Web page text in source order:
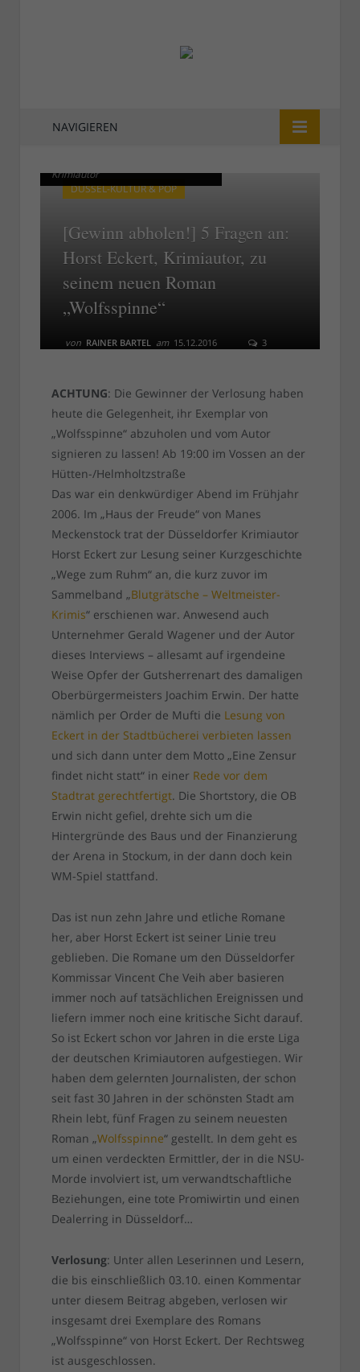
NAVIGIEREN
Krimiautor
DÜSSEL-KULTUR & POP
[Gewinn abholen!] 5 Fragen an:
Horst Eckert, Krimiautor, zu
seinem neuen Roman
„Wolfsspinne“
von RAINER BARTEL am 15.12.2016
3
Krimiautor
ACHTUNG: Die Gewinner der Verlosung haben
heute die Gelegenheit, ihr Exemplar von
„Wolfsspinne“ abzuholen und vom Autor
signieren zu lassen! Ab 19:00 im Vossen an der
Hütten-/Helmholtzstraße
Das war ein denkwürdiger Abend im Frühjahr
2006. Im „Haus der Freude“ von Manes
Meckenstock trat der Düsseldorfer Krimiautor
Horst Eckert zur Lesung seiner Kurzgeschichte
„Wege zum Ruhm“ an, die kurz zuvor im
Sammelband „Blutgrätsche – Weltmeister-
Krimis“ erschienen war. Anwesend auch
Unternehmer Gerald Wagener und der Autor
dieses Interviews – allesamt auf irgendeine
Weise Opfer der Gutsherrenart des damaligen
Oberbürgermeisters Joachim Erwin. Der hatte
nämlich per Order de Mufti die Lesung von
Eckert in der Stadtbücherei verbieten lassen
und sich dann unter dem Motto „Eine Zensur
findet nicht statt“ in einer Rede vor dem
Stadtrat gerechtfertigt. Die Shortstory, die OB
Erwin nicht gefiel, drehte sich um die
Hintergründe des Baus und der Finanzierung
der Arena in Stockum, in der dann doch kein
WM-Spiel stattfand.
Das ist nun zehn Jahre und etliche Romane
her, aber Horst Eckert ist seiner Linie treu
geblieben. Die Romane um den Düsseldorfer
Kommissar Vincent Che Veih aber basieren
immer noch auf tatsächlichen Ereignissen und
liefern immer noch eine kritische Sicht darauf.
So ist Eckert schon vor Jahren in die erste Liga
der deutschen Krimiautoren aufgestiegen. Wir
haben dem gelernten Journalisten, der schon
seit fast 30 Jahren in der schönsten Stadt am
Rhein lebt, fünf Fragen zu seinem neuesten
Roman „Wolfsspinne“ gestellt. In dem geht es
um einen verdeckten Ermittler, der in die NSU-
Morde involviert ist, um verwandtschaftliche
Beziehungen, eine tote Promiwirtin und einen
Dealerring in Düsseldorf…
Verlosung: Unter allen Leserinnen und Lesern,
die bis einschließlich 03.10. einen Kommentar
unter diesem Beitrag abgeben, verlosen wir
insgesamt drei Exemplare des Romans
„Wolfsspinne“ von Horst Eckert. Der Rechtsweg
ist ausgeschlossen.